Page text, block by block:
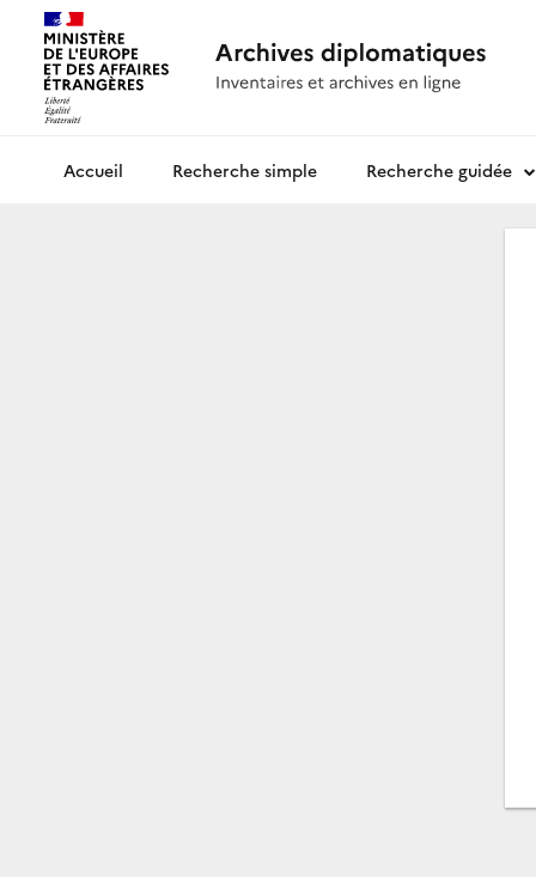
Archives diplomatiquesRecherche simple Recherche guidée